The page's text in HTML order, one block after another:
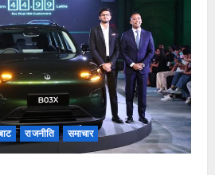
राजनीति समाचार